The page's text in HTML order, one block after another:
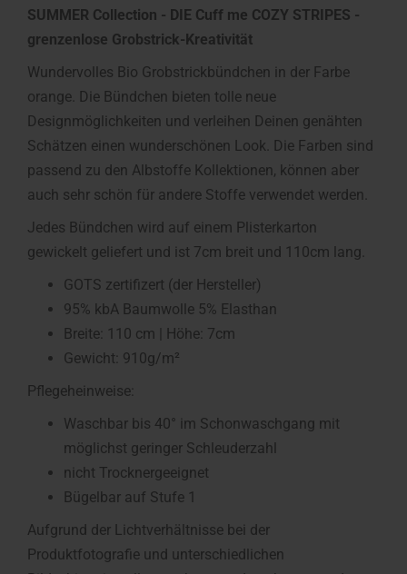
SUMMER Collection - DIE Cuff me COZY STRIPES -
grenzenlose Grobstrick-Kreativität
Wundervolles Bio Grobstrickbündchen in der Farbe
orange. Die Bündchen bieten tolle neue
Designmöglichkeiten und verleihen Deinen genähten
Schätzen einen wunderschönen Look. Die Farben sind
passend zu den Albstoffe Kollektionen, können aber
auch sehr schön für andere Stoffe verwendet werden.
Jedes Bündchen wird auf einem Plisterkarton
gewickelt geliefert und ist 7cm breit und 110cm lang.
GOTS zertifizert (der Hersteller)
95% kbA Baumwolle 5% Elasthan
Breite: 110 cm | Höhe: 7cm
Gewicht: 910g/m²
Pflegeheinweise:
Waschbar bis 40° im Schonwaschgang mit
möglichst geringer Schleuderzahl
nicht Trocknergeeignet
Bügelbar auf Stufe 1
Aufgrund der Lichtverhältnisse bei der
Produktfotografie und unterschiedlichen